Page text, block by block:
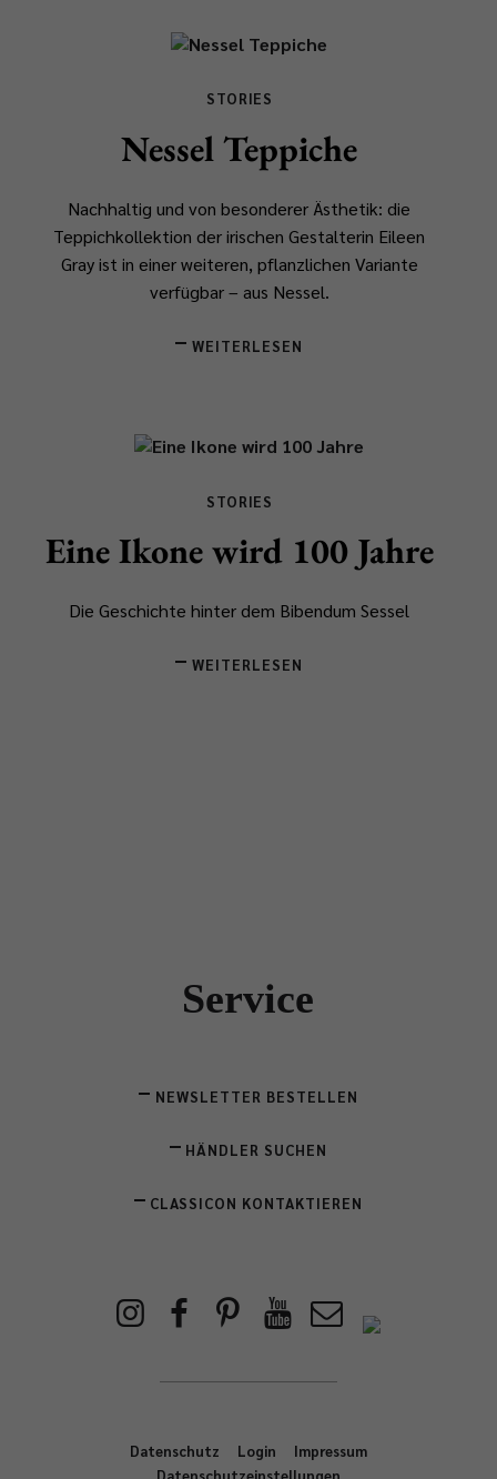
STORIES
Nessel Teppiche
Nachhaltig und von besonderer Ästhetik: die
Teppichkollektion der irischen Gestalterin Eileen
Gray ist in einer weiteren, pflanzlichen Variante
verfügbar – aus Nessel.
WEITERLESEN
STORIES
Eine Ikone wird 100 Jahre
Die Geschichte hinter dem Bibendum Sessel
WEITERLESEN
Service
NEWSLETTER BESTELLEN
HÄNDLER SUCHEN
CLASSICON KONTAKTIEREN
Datenschutz Login
Impressum
Datenschutzeinstellungen